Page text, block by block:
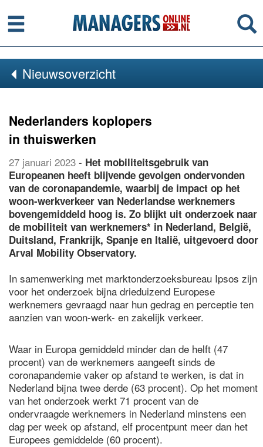
Menu
Nieuwsoverzicht
Nederlanders koplopers
in thuiswerken
27 januari 2023 - Het mobiliteitsgebruik van
Europeanen heeft blijvende gevolgen ondervonden
van de coronapandemie, waarbij de impact op het
woon-werkverkeer van Nederlandse werknemers
bovengemiddeld hoog is. Zo blijkt uit onderzoek naar
de mobiliteit van werknemers* in Nederland, België,
Duitsland, Frankrijk, Spanje en Italië, uitgevoerd door
Arval Mobility Observatory.
In samenwerking met marktonderzoeksbureau Ipsos zijn
voor het onderzoek bijna drieduizend Europese
werknemers gevraagd naar hun gedrag en perceptie ten
aanzien van woon-werk- en zakelijk verkeer.
Waar in Europa gemiddeld minder dan de helft (47
procent) van de werknemers aangeeft sinds de
coronapandemie vaker op afstand te werken, is dat in
Nederland bijna twee derde (63 procent). Op het moment
van het onderzoek werkt 71 procent van de
ondervraagde werknemers in Nederland minstens een
dag per week op afstand, elf procentpunt meer dan het
Europees gemiddelde (60 procent).